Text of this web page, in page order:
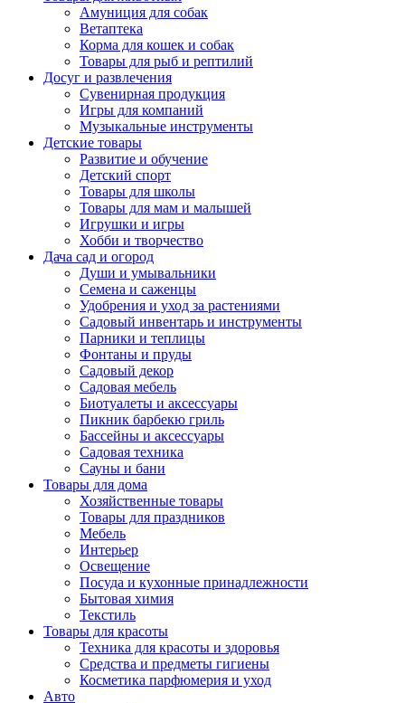
Амуниция для собак
Ветаптека
Корма для кошек и собак
Товары для рыб и рептилий
Досуг и развлечения
Сувенирная продукция
Игры для компаний
Музыкальные инструменты
Детские товары
Развитие и обучение
Детский спорт
Товары для школы
Товары для мам и малышей
Игрушки и игры
Хобби и творчество
Дача сад и огород
Души и умывальники
Семена и саженцы
Удобрения и уход за растениями
Садовый инвентарь и инструменты
Парники и теплицы
Фонтаны и пруды
Садовый декор
Садовая мебель
Биотуалеты и аксессуары
Пикник барбекю гриль
Бассейны и аксессуары
Садовая техника
Сауны и бани
Товары для дома
Хозяйственные товары
Товары для праздников
Мебель
Интерьер
Освещение
Посуда и кухонные принадлежности
Бытовая химия
Текстиль
Товары для красоты
Техника для красоты и здоровья
Средства и предметы гигиены
Косметика парфюмерия и уход
Авто